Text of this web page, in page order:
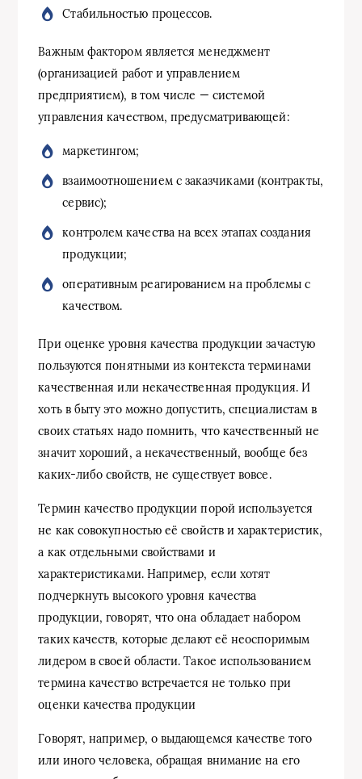
Стабильностью процессов.
Важным фактором является менеджмент
(организацией работ и управлением
предприятием), в том числе — системой
управления качеством, предусматривающей:
маркетингом;
взаимоотношением с заказчиками (контракты,
сервис);
контролем качества на всех этапах создания
продукции;
оперативным реагированием на проблемы с
качеством.
При оценке уровня качества продукции зачастую
пользуются понятными из контекста терминами
качественная или некачественная продукция. И
хоть в быту это можно допустить, специалистам в
своих статьях надо помнить, что качественный не
значит хороший, а некачественный, вообще без
каких-либо свойств, не существует вовсе.
Термин качество продукции порой используется
не как совокупностью её свойств и характеристик,
а как отдельными свойствами и
характеристиками. Например, если хотят
подчеркнуть высокого уровня качества
продукции, говорят, что она обладает набором
таких качеств, которые делают её неоспоримым
лидером в своей области. Такое использованием
термина качество встречается не только при
оценки качества продукции
Говорят, например, о выдающемся качестве того
или иного человека, обращая внимание на его